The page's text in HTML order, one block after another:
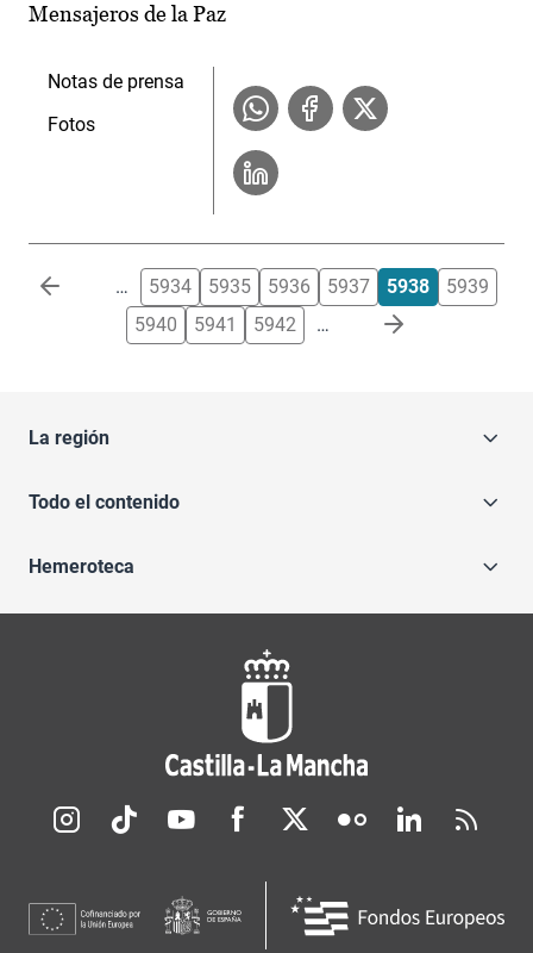
Mensajeros de la Paz
Notas de prensa
Fotos
Paginación … 5934 5935 5936 5937 5938
5939
5940
5941 5942 …
La región
Todo el contenido
Hemeroteca
Redes sociales JCCM